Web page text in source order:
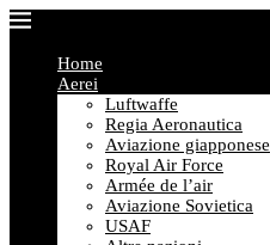
Home
Aerei
Luftwaffe
Regia Aeronautica
Aviazione giapponese
Royal Air Force
Armée de l’air
Aviazione Sovietica
USAF